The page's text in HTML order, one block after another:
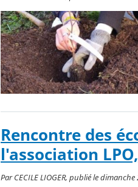
Rencontre des
l'association
Par CECILE LIOGER, publié le